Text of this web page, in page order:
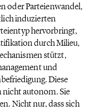
oder Parteienwandel,
induzierten
hervorbringt,
durch Milieu,
stützt,
und
Diese
nicht autonom. Sie
Nicht nur, dass sich